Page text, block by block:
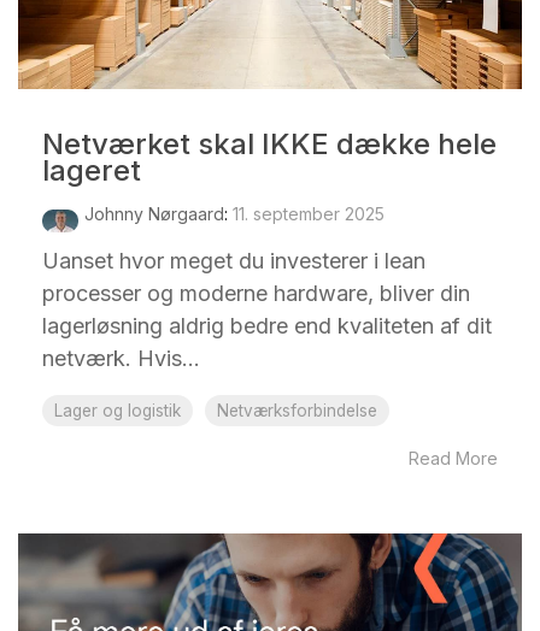
Netværket skal IKKE dække hele
lageret
Johnny Nørgaard: 11. september 2025
Uanset hvor meget du investerer i lean
processer og moderne hardware, bliver din
lagerløsning aldrig bedre end kvaliteten af dit
netværk. Hvis...
Lager og logistik Netværksforbindelse
Read More